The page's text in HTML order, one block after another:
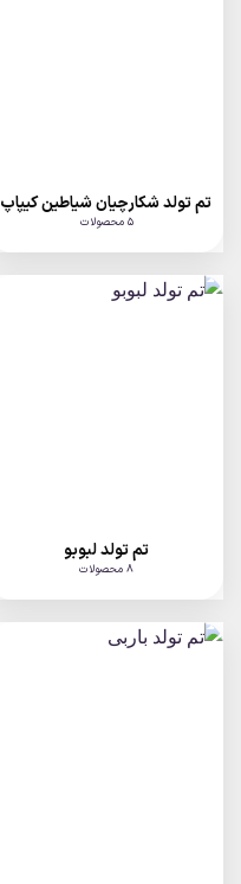
تم تولد شکارچیان شیاطین کیپاپ
5 محصولات
تم تولد لبوبو
8 محصولات